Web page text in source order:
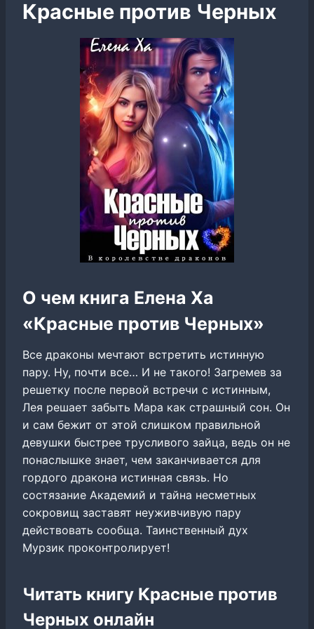
Красные против Черных
О чем книга Елена Ха
«Красные против Черных»
Все драконы мечтают встретить истинную
пару. Ну, почти все… И не такого! Загремев за
решетку после первой встречи с истинным,
Лея решает забыть Мара как страшный сон. Он
и сам бежит от этой слишком правильной
девушки быстрее трусливого зайца, ведь он не
понаслышке знает, чем заканчивается для
гордого дракона истинная связь. Но
состязание Академий и тайна несметных
сокровищ заставят неуживчивую пару
действовать сообща. Таинственный дух
Мурзик проконтролирует!
Читать книгу Красные против
Черных онлайн